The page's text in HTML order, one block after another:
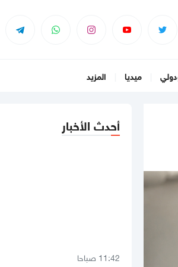
ميديا المزيد
أحدث الأخبار
توقيف بحق رجل الأعمال طارق النتشة